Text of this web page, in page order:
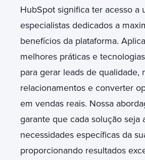
HubSpot significa ter acesso a
especialistas dedicados a
benefícios da plataforma.
melhores práticas e
para gerar leads de qualidade,
relacionamentos e converter
em vendas reais. Nossa
garante que cada solução seja
necessidades específicas da
proporcionando resultados